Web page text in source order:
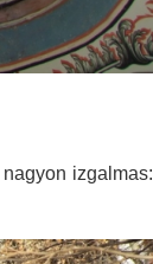
izgalmas: